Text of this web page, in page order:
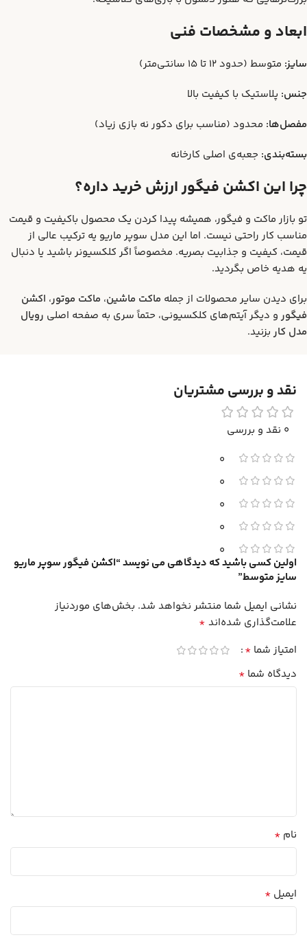
ابعاد و مشخصات فنی
سایز: متوسط (حدود ۱۲ تا ۱۵ سانتی‌متر)
جنس: پلاستیک با کیفیت بالا
مفصل‌ها: محدود (مناسب برای دکور نه بازی زیاد)
بسته‌بندی: جعبه‌ی اصلی کارخانه
چرا این اکشن فیگور ارزش خرید داره؟
تو بازار ماکت و فیگور، همیشه پیدا کردن یک محصول باکیفیت و قیمت
مناسب کار راحتی نیست. اما این مدل سوپر ماریو یه ترکیب عالی از
قیمت، کیفیت و جذابیت بصریه. مخصوصاً اگر کلکسیونر باشید یا دنبال
یه هدیه خاص بگردید.
برای دیدن سایر محصولات از جمله ماکت ماشین، ماکت موتور، اکشن
فیگور و دیگر آیتم‌های کلکسیونی، حتماً سری به صفحه اصلی رویال
مدل کار بزنید.
نقد و بررسی مشتریان
0 نقد و بررسی
0
0
0
0
0
اولین کسی باشید که دیدگاهی می نویسد “اکشن فیگور سوپر ماریو
سایز متوسط”
نشانی ایمیل شما منتشر نخواهد شد. بخش‌های موردنیاز
علامت‌گذاری شده‌اند *
امتیاز شما *
دیدگاه شما *
نام *
ایمیل *